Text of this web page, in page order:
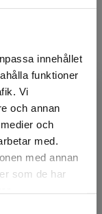
innehållet
funktioner
Vi
och annan
och
med.
med annan
som de har
Sverige.